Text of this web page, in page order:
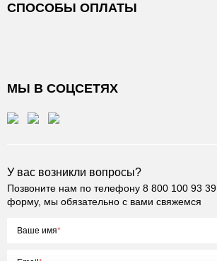
СПОСОБЫ ОПЛАТЫ
МЫ В СОЦСЕТЯХ
У вас возникли вопросы?
Позвоните нам по телефону 8 800 100 93 39
форму, мы обязательно с вами свяжемся
Ваше имя